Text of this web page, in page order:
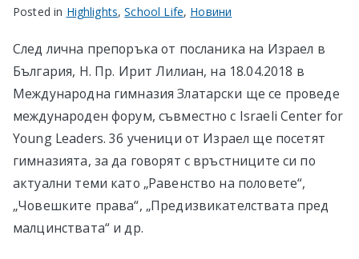
Posted in Highlights,School Life, Новини
След лична препоръка от посланика на Израел в
България, Н. Пр. Ирит Лилиан, на 18.04.2018 в
Международна гимназия Златарски ще се проведе
международен форум, съвместно с Israeli Center for
Young Leaders. 36 ученици от Израел ще посетят
гимназията, за да говорят с връстниците си по
актуални теми като „Равенство на половете“,
„Човешките права“, „Предизвикателствата пред
малцинствата“ и др.